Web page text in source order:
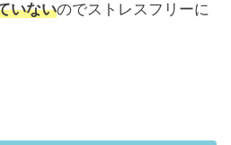
いないのでストレスフリーに